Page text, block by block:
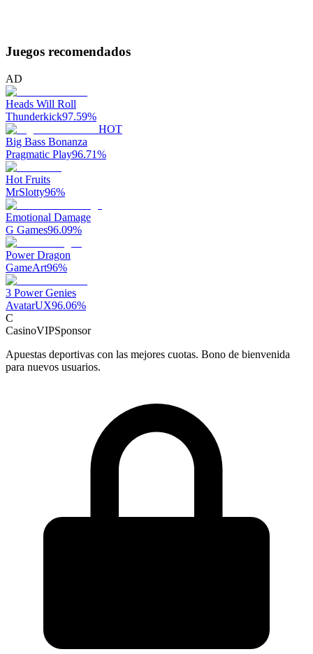
Juegos recomendados
AD
Heads Will Roll
Thunderkick97.59%
HOT
Big Bass Bonanza
Pragmatic Play96.71%
Hot Fruits
MrSlotty96%
Emotional Damage
G Games96.09%
Power Dragon
GameArt96%
3 Power Genies
AvatarUX96.06%
C
CasinoVIPSponsor
Apuestas deportivas con las mejores cuotas. Bono de bienvenida
para nuevos usuarios.